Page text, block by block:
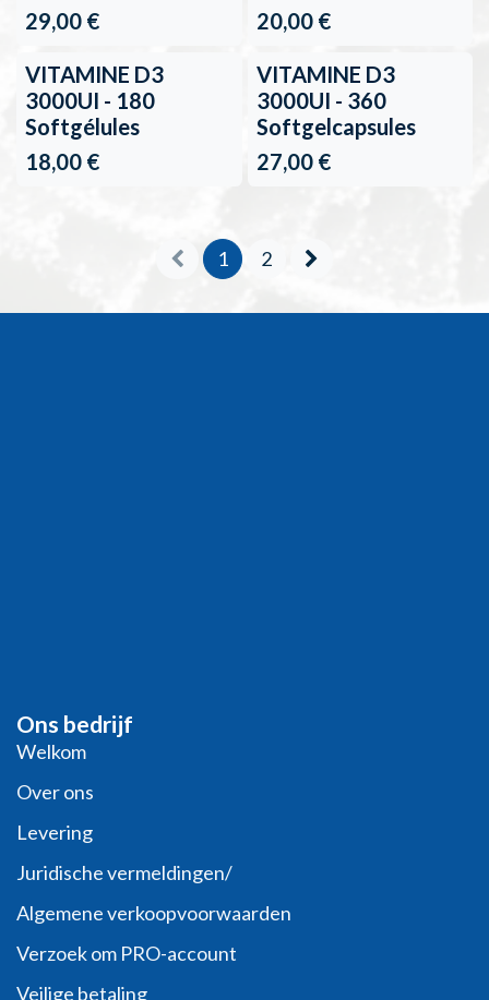
29,00 €
20,00€
VITAMINE D3
3000UI - 180
Softgélules
18,00 €
VITAMINE D3
3000UI - 360
Softgelcapsules
27,00€
1 2
Ons bedrijf
Welkom
Over ons
Levering
Juridische vermeldingen/
Algemene verkoopvoorwaarden
Verzoek om PRO-account
Veilige betaling